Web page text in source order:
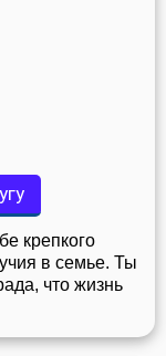
крепкого
в семье. Ты
что жизнь